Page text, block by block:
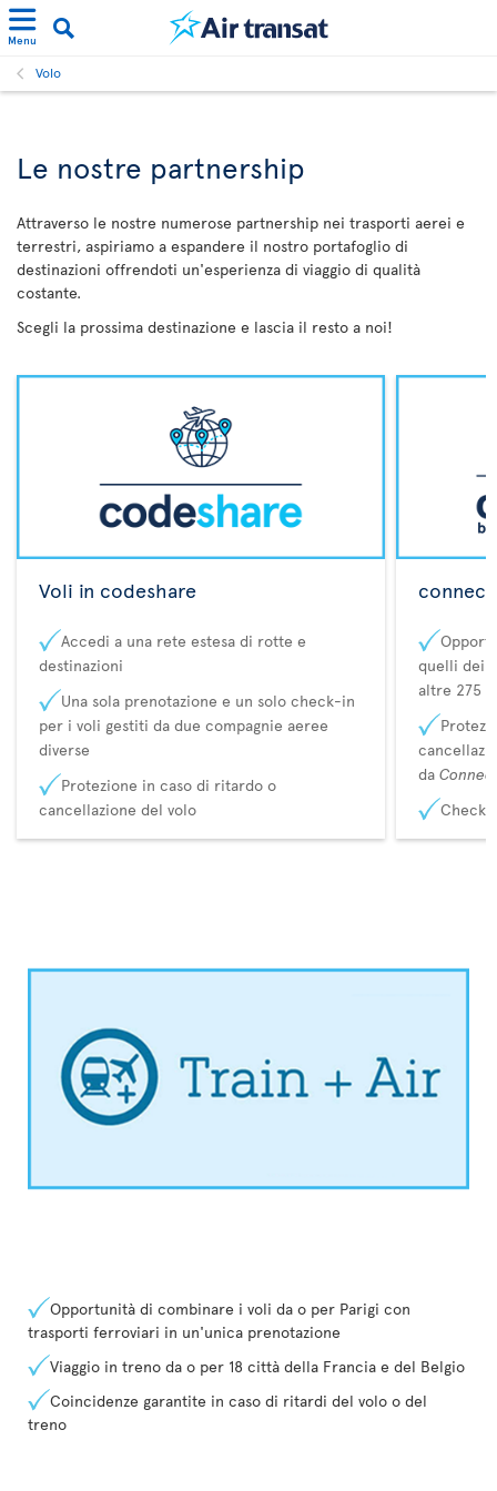
Menu
Volo
Le nostre partnership
Attraverso le nostre numerose partnership nei trasporti aerei e
terrestri, aspiriamo a espandere il nostro portafoglio di
destinazioni offrendoti un'esperienza di viaggio di qualità
costante.
Scegli la prossima destinazione e lascia il resto a noi!
Voli in codeshare
Accedi a una rete estesa di rotte e
destinazioni
Una sola prenotazione e un solo check-in
per i voli gestiti da due compagnie aeree
diverse
Protezione in caso di ritardo o
cancellazione del volo
quelli dei
altre 275
da
Check-
Opportunità di combinare i voli da o per Parigi con
trasporti ferroviari in un'unica prenotazione
Viaggio in treno da o per 18 città della Francia e del Belgio
Coincidenze garantite in caso di ritardi del volo o del
treno